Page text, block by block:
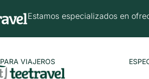
Estamos especializados en
PARA VIAJEROS